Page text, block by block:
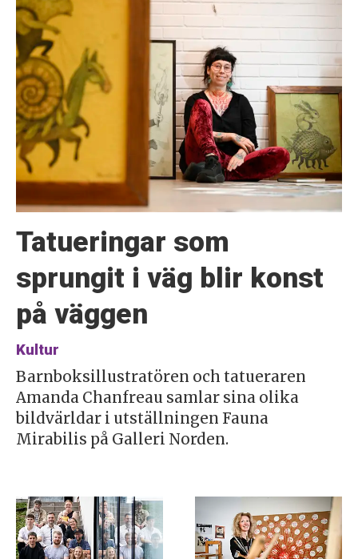
Tatueringar som
sprungit i väg blir konst
på väggen
Kultur
Barnboksillustratören och tatueraren
Amanda Chanfreau samlar sina olika
bildvärldar i utställningen Fauna
Mirabilis på Galleri Norden.